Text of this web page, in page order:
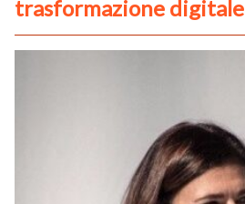
trasformazione digitale